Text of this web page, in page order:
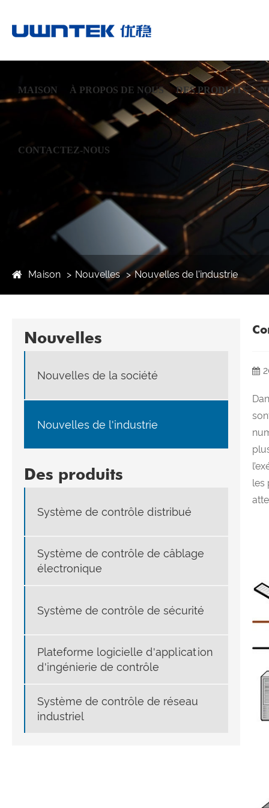
MAISON À PROPOS DE NOUS DES PRODUITS
CONTACTEZ-NOUS
Maison Nouvelles Nouvelles de l'industrie
Nouvelles
Nouvelles de la société
Nouvelles de l'industrie
Des produits
Système de contrôle distribué
Système de contrôle de câblage
électronique
Système de contrôle de sécurité
Plateforme logicielle d'application
d'ingénierie de contrôle
Système de contrôle de réseau
industriel
les